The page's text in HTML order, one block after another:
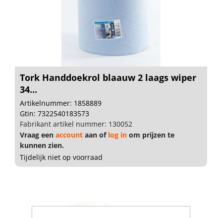
Tork Handdoekrol blaauw 2 laags wiper
34...
Artikelnummer: 1858889
Gtin: 7322540183573
Fabrikant artikel nummer: 130052
Vraag een account aan of log in om prijzen te
kunnen zien.
Tijdelijk niet op voorraad